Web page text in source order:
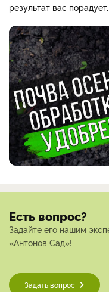
результат вас порадует.
Есть вопрос?
Задайте его нашим
«Антонов Сад»!
Задать вопрос